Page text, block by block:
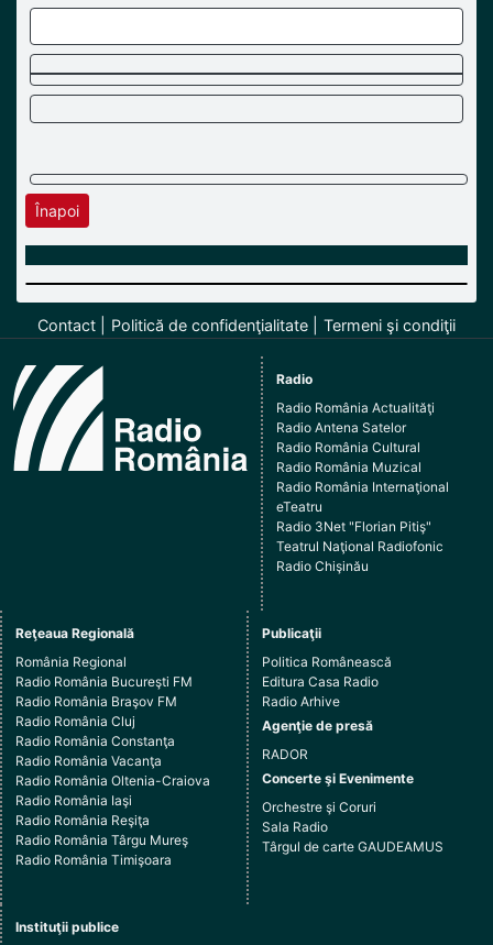
Înapoi
Contact Politică de confidenţialitate Termeni şi condiţii
Radio
Radio România Actualităţi
Radio Antena Satelor
Radio România Cultural
Radio România Muzical
Radio România Internaţional
eTeatru
Radio 3Net "Florian Pitiş"
Teatrul Naţional Radiofonic
Radio Chişinău
Reţeaua Regională
România Regional
Radio România Bucureşti FM
Radio România Braşov FM
Radio România Cluj
Radio România Constanţa
Radio România Vacanţa
Radio România Oltenia-Craiova
Radio România Iaşi
Radio România Reşiţa
Radio România Târgu Mureş
Radio România Timişoara
Publicaţii
Politica Românească
Editura Casa Radio
Radio Arhive
Agenţie de presă
RADOR
Concerte şi Evenimente
Orchestre şi Coruri
Sala Radio
Târgul de carte GAUDEAMUS
Instituţii publice